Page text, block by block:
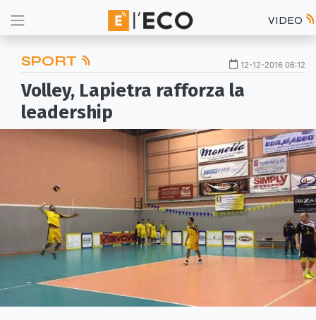
VIDEO
SPORT 12-12-2016 06:12
Volley, Lapietra rafforza la
leadership